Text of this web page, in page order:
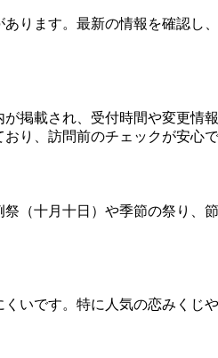
ります。最新の情報を確認し
掲載され、受付時間や変更情
り、訪問前のチェックが安心で
（十月十日）や季節の祭り、
いです。特に人気の恋みくじ